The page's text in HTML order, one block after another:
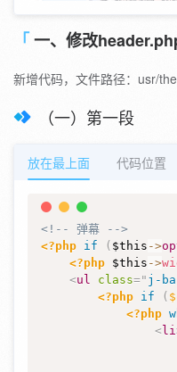
一、修改
新增代码，文件路径：usr/
（一）第一段
放在最上面 代码位置
<!-- 弹幕 -->
<?php if ( $this ->
<?php $this ->
<ul class=" j-
<?php if (
<?php
<li